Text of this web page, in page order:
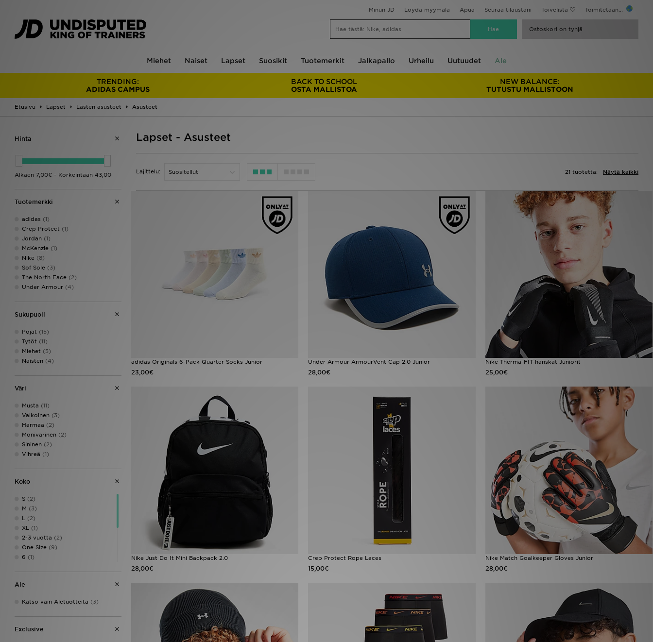
Minun JD Löydä myymälä Apua Seuraa tilaustani Toivelista Toimitetaan...
Ostoskori on tyhjä
Miehet Naiset Lapset Suosikit Tuotemerkit Jalkapallo Urheilu Uutuudet Ale
TRENDING:
ADIDAS CAMPUS
BACK TO SCHOOL
OSTA MALLISTOA
NEW BALANCE:
TUTUSTU MALLISTOON
Etusivu Lapset Lasten asusteet Asusteet
Hinta
Tuotemerkki
adidas (1)
Crep Protect (1)
Jordan (1)
McKenzie (1)
Nike (8)
Sof Sole (3)
The North Face (2)
Under Armour (4)
Sukupuoli
Pojat (15)
Tytöt (11)
Miehet (5)
Naisten (4)
Väri
Musta (11)
Valkoinen (3)
Harmaa (2)
Monivärinen (2)
Sininen (2)
Vihreä (1)
Koko
S (2)
M (3)
L
(2)
XL
(1)
2-3 vuotta (2)
One Size (9)
6 (1)
8-9Y
37 - 39(1)
40 - 42(1)
Ale
Katso vain Aletuotteita (3)
Exclusive
Lapset - Asusteet
Lajittelu: Näytä kaikki
21 tuotetta:
adidas Originals 6-Pack Quarter Socks Junior
23,00€
Under Armour ArmourVent Cap 2.0 Junior
28,00€
Nike Therma-FIT-hanskat Juniorit
25,00€
Nike Just Do It Mini Backpack 2.0
28,00€
Crep Protect Rope Laces
15,00€
Nike Match Goalkeeper Gloves Junior
28,00€